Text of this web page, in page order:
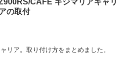
CAFE キジマリアキャリ
の取付
リア。取り付け方をまとめました。